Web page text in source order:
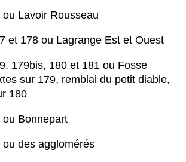
ou Lavoir Rousseau
et 178 ou Lagrange Est et Ouest
179bis, 180 et 181 ou Fosse
sur 179, remblai du petit diable,
180
ou Bonnepart
ou des agglomérés